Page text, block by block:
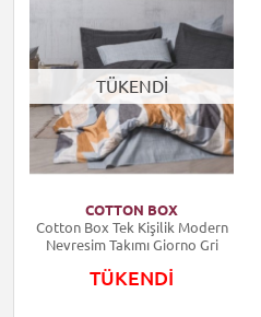
TÜKENDİ
COTTON BOX
Cotton Box Tek Kişilik Modern
Nevresim Takımı Giorno Gri
TÜKENDİ